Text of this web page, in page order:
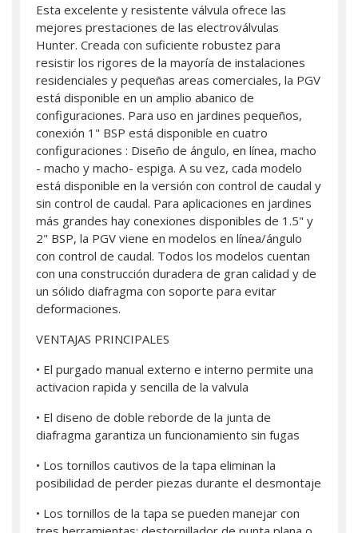
Esta excelente y resistente válvula ofrece las
mejores prestaciones de las electroválvulas
Hunter. Creada con suficiente robustez para
resistir los rigores de la mayoría de instalaciones
residenciales y pequeñas areas comerciales, la PGV
está disponible en un amplio abanico de
configuraciones. Para uso en jardines pequeños,
conexión 1" BSP está disponible en cuatro
configuraciones : Diseño de ángulo, en línea, macho
- macho y macho- espiga. A su vez, cada modelo
está disponible en la versión con control de caudal y
sin control de caudal. Para aplicaciones en jardines
más grandes hay conexiones disponibles de 1.5" y
2" BSP, la PGV viene en modelos en línea/ángulo
con control de caudal. Todos los modelos cuentan
con una construcción duradera de gran calidad y de
un sólido diafragma con soporte para evitar
deformaciones.
VENTAJAS PRINCIPALES
• El purgado manual externo e interno permite una
activacion rapida y sencilla de la valvula
• El diseno de doble reborde de la junta de
diafragma garantiza un funcionamiento sin fugas
• Los tornillos cautivos de la tapa eliminan la
posibilidad de perder piezas durante el desmontaje
• Los tornillos de la tapa se pueden manejar con